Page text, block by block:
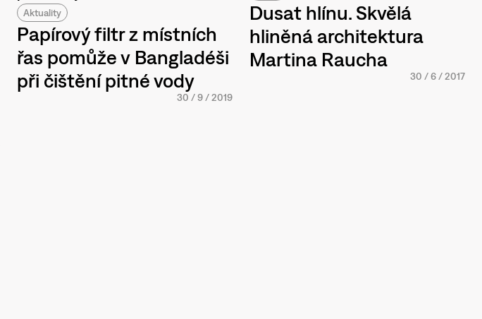
Aktuality
Papírový filtr z místních
řas pomůže v Bangladéši
při čištění pitné vody
30 /9 /2019
Dusat hlínu. Skvělá
hliněná architektura
Martina Raucha
30 /6 /2017